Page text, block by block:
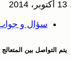
2014
سؤال و جواب
التواصل بين المتعالج